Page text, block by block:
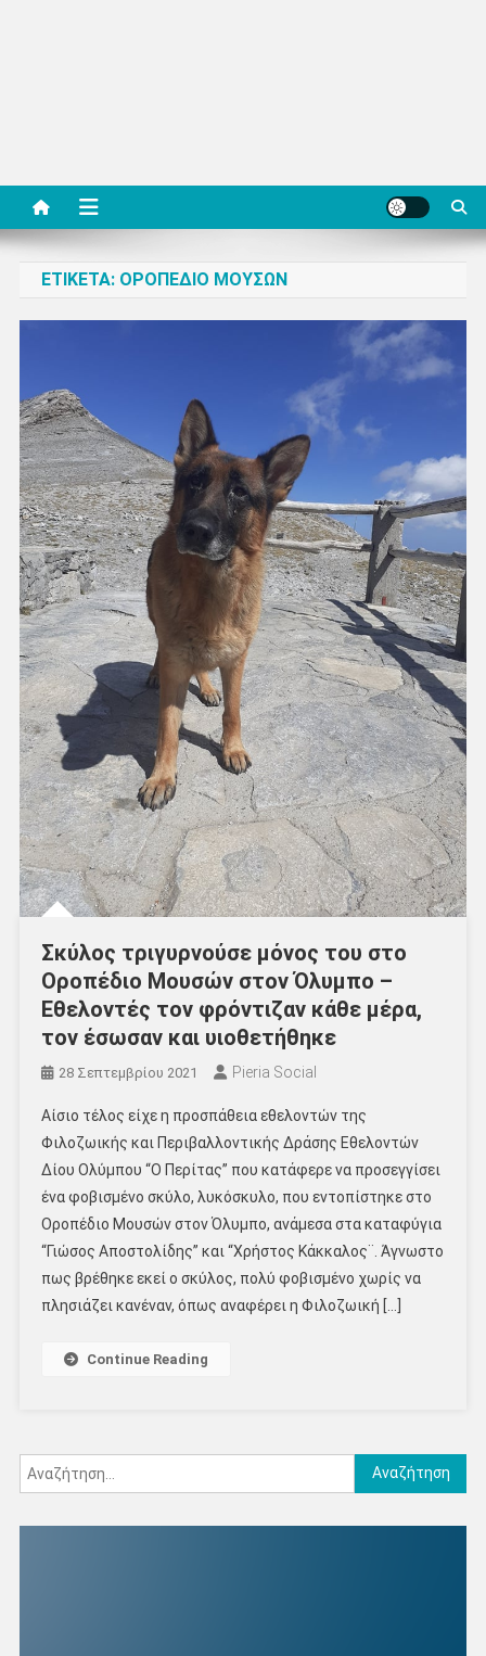
ΕΤΙΚΈΤΑ: ΟΡΟΠΈΔΙΟ ΜΟΥΣΏΝ
Σκύλος τριγυρνούσε μόνος του στο
Οροπέδιο Μουσών στον Όλυμπο –
Εθελοντές τον φρόντιζαν κάθε μέρα,
τον έσωσαν και υιοθετήθηκε
28 Σεπτεμβρίου 2021 Pieria Social
Αίσιο τέλος είχε η προσπάθεια εθελοντών της
Φιλοζωικής και Περιβαλλοντικής Δράσης Εθελοντών
Δίου Ολύμπου “Ο Περίτας” που κατάφερε να προσεγγίσει
ένα φοβισμένο σκύλο, λυκόσκυλο, που εντοπίστηκε στο
Οροπέδιο Μουσών στον Όλυμπο, ανάμεσα στα καταφύγια
“Γιώσος Αποστολίδης” και “Χρήστος Κάκκαλος¨. Άγνωστο
πως βρέθηκε εκεί ο σκύλος, πολύ φοβισμένο χωρίς να
πλησιάζει κανέναν, όπως αναφέρει η Φιλοζωική […]
Continue Reading
Αναζήτηση
για: